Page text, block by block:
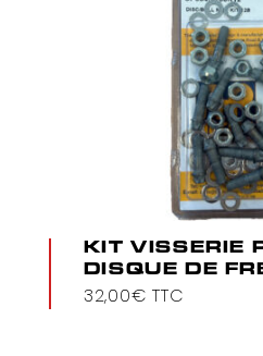
KIT VISSERIE
DISQUE DE
32,00€ TTC